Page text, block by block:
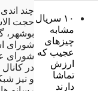
۱۰ سریال
مشابه
چیزهای
عجیب که
ارزش
تماشا
دارند
چند
حجت
بوشهر،
شورای
شورای
در
و نیز